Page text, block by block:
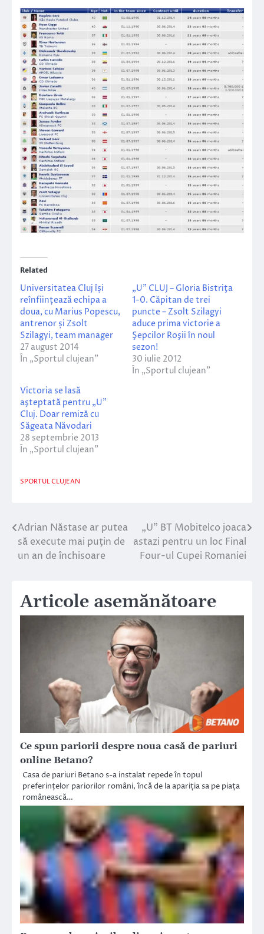
Related
Universitatea Cluj își
reînființează echipa a
doua, cu Marius Popescu,
antrenor și Zsolt
Szilagyi, team manager
27 august 2014
În „Sportul clujean”
„U” CLUJ – Gloria Bistriţa
1-0. Căpitan de trei
puncte – Zsolt Szilagyi
aduce prima victorie a
Şepcilor Roşii în noul
sezon!
30 iulie 2012
În „Sportul clujean”
Victoria se lasă
aşteptată pentru „U”
Cluj. Doar remiză cu
Săgeata Năvodari
28 septembrie 2013
În „Sportul clujean”
SPORTUL CLUJEAN
Navigare
în
Adrian Năstase ar putea
să execute mai puţin de
un an de închisoare
„U” BT Mobitelco joaca
astazi pentru un loc Final
Four-ul Cupei Romaniei
Articole asemănătoare
Ce spun pariorii despre noua casă de pariuri
online Betano?
Casa de pariuri Betano s-a instalat repede în topul
preferințelor pariorilor români, încă de la apariția sa pe piața
românească…